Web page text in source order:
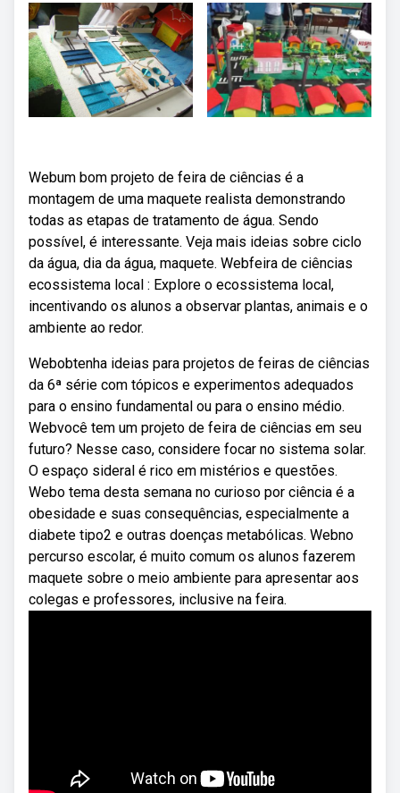
Webum bom projeto de feira de ciências é a
montagem de uma maquete realista demonstrando
todas as etapas de tratamento de água. Sendo
possível, é interessante. Veja mais ideias sobre ciclo
da água, dia da água, maquete. Webfeira de ciências
ecossistema local : Explore o ecossistema local,
incentivando os alunos a observar plantas, animais e o
ambiente ao redor.
Webobtenha ideias para projetos de feiras de ciências
da 6ª série com tópicos e experimentos adequados
para o ensino fundamental ou para o ensino médio.
Webvocê tem um projeto de feira de ciências em seu
futuro? Nesse caso, considere focar no sistema solar.
O espaço sideral é rico em mistérios e questões.
Webo tema desta semana no curioso por ciência é a
obesidade e suas consequências, especialmente a
diabete tipo2 e outras doenças metabólicas. Webno
percurso escolar, é muito comum os alunos fazerem
maquete sobre o meio ambiente para apresentar aos
colegas e professores, inclusive na feira.